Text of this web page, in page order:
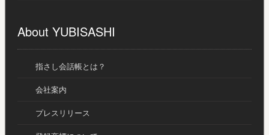
About YUBISASHI
指さし会話帳とは？
会社案内
プレスリリース